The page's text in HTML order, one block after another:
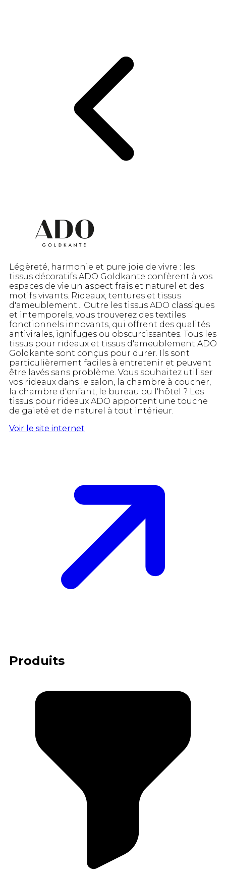
Légèreté, harmonie et pure joie de vivre : les
tissus décoratifs ADO Goldkante confèrent à vos
espaces de vie un aspect frais et naturel et des
motifs vivants. Rideaux, tentures et tissus
d'ameublement... Outre les tissus ADO classiques
et intemporels, vous trouverez des textiles
fonctionnels innovants, qui offrent des qualités
antivirales, ignifuges ou obscurcissantes. Tous les
tissus pour rideaux et tissus d'ameublement ADO
Goldkante sont conçus pour durer. Ils sont
particulièrement faciles à entretenir et peuvent
être lavés sans problème. Vous souhaitez utiliser
vos rideaux dans le salon, la chambre à coucher,
la chambre d'enfant, le bureau ou l'hôtel ? Les
tissus pour rideaux ADO apportent une touche
de gaieté et de naturel à tout intérieur.
Voir le site internet
Produits